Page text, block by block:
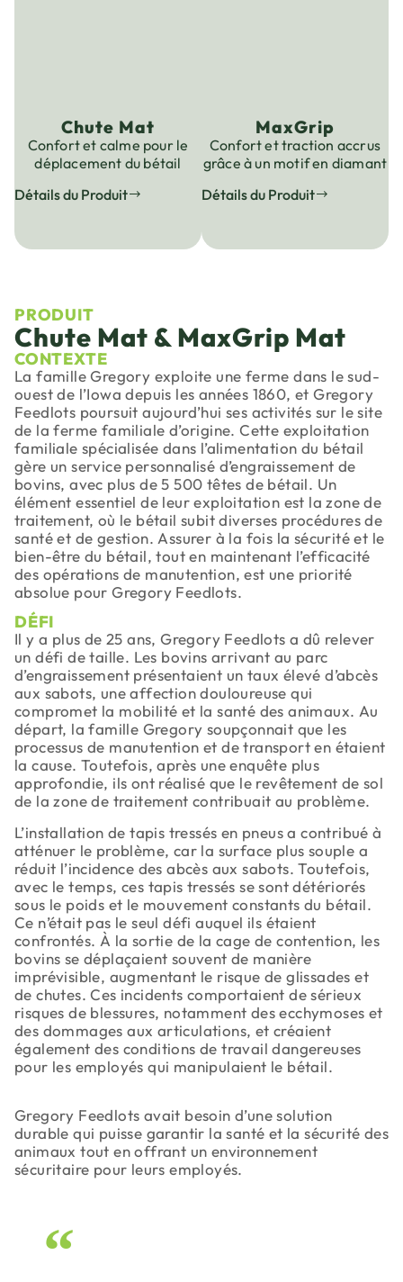
Chute Mat
Confort et calme pour le
déplacement du bétail
Détails du Produit
MaxGrip
Confort et traction accrus
grâce à un motif en diamant
Détails du Produit
PRODUIT
Chute Mat & MaxGrip Mat
CONTEXTE
La famille Gregory exploite une ferme dans le sud-
ouest de l’Iowa depuis les années 1860, et Gregory
Feedlots poursuit aujourd’hui ses activités sur le site
de la ferme familiale d’origine. Cette exploitation
familiale spécialisée dans l’alimentation du bétail
gère un service personnalisé d’engraissement de
bovins, avec plus de 5 500 têtes de bétail. Un
élément essentiel de leur exploitation est la zone de
traitement, où le bétail subit diverses procédures de
santé et de gestion. Assurer à la fois la sécurité et le
bien-être du bétail, tout en maintenant l’efficacité
des opérations de manutention, est une priorité
absolue pour Gregory Feedlots.
DÉFI
Il y a plus de 25 ans, Gregory Feedlots a dû relever
un défi de taille. Les bovins arrivant au parc
d’engraissement présentaient un taux élevé d’abcès
aux sabots, une affection douloureuse qui
compromet la mobilité et la santé des animaux. Au
départ, la famille Gregory soupçonnait que les
processus de manutention et de transport en étaient
la cause. Toutefois, après une enquête plus
approfondie, ils ont réalisé que le revêtement de sol
de la zone de traitement contribuait au problème.
L’installation de tapis tressés en pneus a contribué à
atténuer le problème, car la surface plus souple a
réduit l’incidence des abcès aux sabots. Toutefois,
avec le temps, ces tapis tressés se sont détériorés
sous le poids et le mouvement constants du bétail.
Ce n’était pas le seul défi auquel ils étaient
confrontés. À la sortie de la cage de contention, les
bovins se déplaçaient souvent de manière
imprévisible, augmentant le risque de glissades et
de chutes. Ces incidents comportaient de sérieux
risques de blessures, notamment des ecchymoses et
des dommages aux articulations, et créaient
également des conditions de travail dangereuses
pour les employés qui manipulaient le bétail.
Gregory Feedlots avait besoin d’une solution
durable qui puisse garantir la santé et la sécurité des
animaux tout en offrant un environnement
sécuritaire pour leurs employés.